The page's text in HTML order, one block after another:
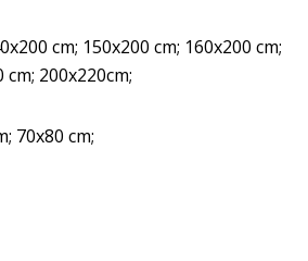
cm; 150x200 cm; 160x200 cm;
cm; 200x220cm;
70x80 cm;